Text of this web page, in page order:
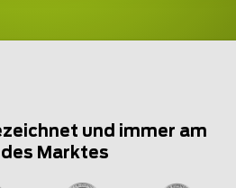
und immer am
des Marktes